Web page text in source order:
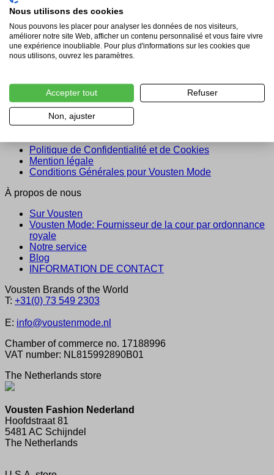
Vousten obtient un score de 4.9 / 5 sur la base de 529
commentaires.
Service
Expédition & Livraison
Politique de Retour
Conseil
Légal
Politique de Confidentialité et de Cookies
Mention légale
Conditions Générales pour Vousten Mode
À propos de nous
Sur Vousten
Vousten Mode: Fournisseur de la cour par ordonnance
royale
Notre service
Blog
INFORMATION DE CONTACT
Vousten Brands of the World
T: +31(0) 73 549 2303
E: info@voustenmode.nl
Chamber of commerce no. 17188996
VAT number: NL815992890B01
The Netherlands store
Vousten Fashion Nederland
Hoofdstraat 81
5481 AC Schijndel
The Netherlands
Nous utilisons des cookies
Nous pouvons les placer pour analyser les données de nos visiteurs,
améliorer notre site Web, afficher un contenu personnalisé et vous faire vivre
une expérience inoubliable. Pour plus d'informations sur les cookies que
nous utilisons, ouvrez les paramètres.
Accepter tout Refuser
Non, ajuster